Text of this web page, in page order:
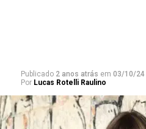
Publicado 2 anos atrás em 03/10/24
Por Lucas Rotelli Raulino